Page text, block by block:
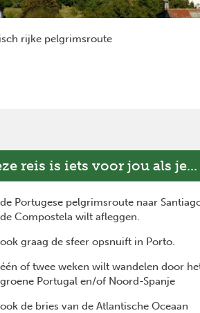
rijke pelgrimsroute
reis is iets voor jou als je...
de Portugese pelgrimsroute naar
de Compostela wilt afleggen.
ook graag de sfeer opsnuift in Porto.
één of twee weken wilt wandelen door
groene Portugal en/of Noord-Spanje
ook de bries van de Atlantische Oceaan